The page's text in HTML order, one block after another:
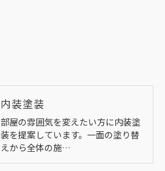
内装塗装
部屋の雰囲気を変えたい方に内装塗
装を提案しています。一面の塗り替
えから全体の施…